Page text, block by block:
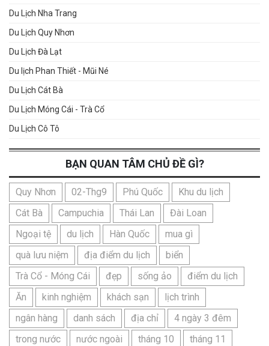
Du Lịch Nha Trang
Du Lịch Quy Nhơn
Du Lịch Đà Lạt
Du lịch Phan Thiết - Mũi Né
Du Lịch Cát Bà
Du Lịch Móng Cái - Trà Cổ
Du Lịch Cô Tô
BẠN QUAN TÂM CHỦ ĐỀ GÌ?
Quy Nhơn 02-Thg9 Phú Quốc
Khu du lịch
Cát Bà
Campuchia Thái Lan
Đài Loan
Ngoại tệ
du lịch Hàn Quốc
mua gì
quà lưu niệm
địa điểm du lịch
biển
Trà Cổ - Móng Cái
đẹp sống ảo
điểm du lịch
Ăn
kinh nghiệm khách sạn
lịch trình
ngân hàng
danh sách địa chỉ
4 ngày 3 đêm
trong nước
nước ngoài tháng 10
tháng 11